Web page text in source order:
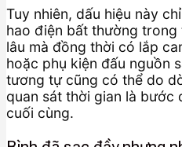
Tuy nhiên, dấu hiệu này
hao điện bất thường
lâu mà đồng thời có lắp
hoặc phụ kiện đấu nguồn
tương tự cũng có thể do
quan sát thời gian là bước
cuối cùng.